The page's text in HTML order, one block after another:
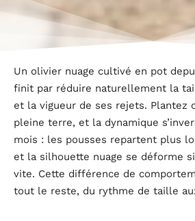
Un olivier nuage cultivé en pot
finit par réduire naturellement la
et la vigueur de ses rejets. Plantez
pleine terre, et la dynamique
mois : les pousses repartent plus
et la silhouette nuage se déforme
vite. Cette différence de
tout le reste, du rythme de taille